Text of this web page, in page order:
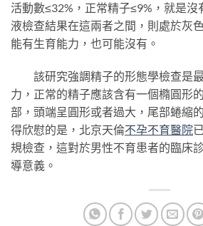
活動數≤32%，正常精子≤9%，就是
液檢查結果在這兩者之間，則處於灰
能有生育能力，也可能沒有。
該研究強調精子的形態學檢查是
力，正常的精子應該含有一個橢圓形
部，頭端呈圓形或者過大，尾部蜷縮
得欣慰的是，北京天倫不孕不育醫院
規檢查，這對於男性不育患者的臨床
導意義。